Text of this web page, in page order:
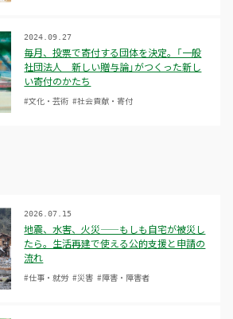
毎月、投票で寄付する団体を決定。「一般
社団法人 新しい贈与論」がつくった新し
い寄付のかたち
2024.09.27
#文化・芸術 #社会貢献・寄付
地震、水害、火災——もしも自宅が被災し
たら。生活再建で使える公的支援と申請の
流れ
2026.07.15
#仕事・就労 #災害 #障害・障害者